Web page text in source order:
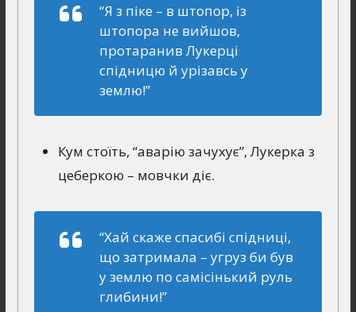
“Я з пiке – в штопор, iз
штопора не вийшов,
протаранив Лукерцi
спiдницю й урiзавсь у
землю!”
Кум стоїть, “аварію зачухує”, Лукерка з
цеберкою – мовчки діє.
“Хай скаже спасибi спiдницi,
що затримала – угруз би був
у землю по самiсiнький руль
глибини!”